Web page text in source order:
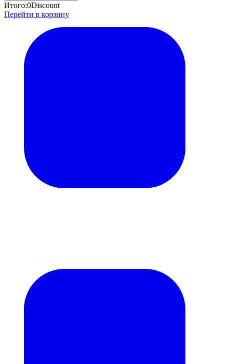
Итого:0Discount
Перейти в корзину